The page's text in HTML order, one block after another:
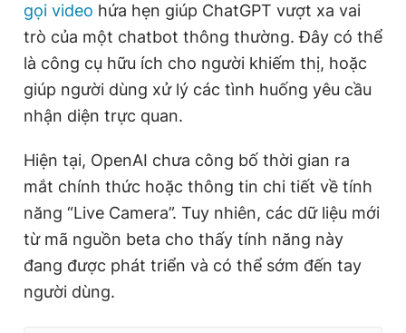
gọi video hứa hẹn giúp ChatGPT vượt xa vai
trò của một chatbot thông thường. Đây có thể
là công cụ hữu ích cho người khiếm thị, hoặc
giúp người dùng xử lý các tình huống yêu cầu
nhận diện trực quan.
Hiện tại, OpenAI chưa công bố thời gian ra
mắt chính thức hoặc thông tin chi tiết về tính
năng “Live Camera”. Tuy nhiên, các dữ liệu mới
từ mã nguồn beta cho thấy tính năng này
đang được phát triển và có thể sớm đến tay
người dùng.